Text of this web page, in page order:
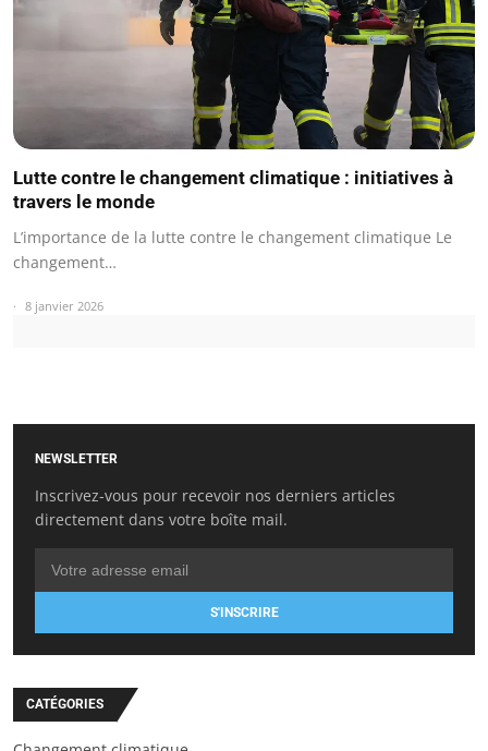
Lutte contre le changement climatique : initiatives à
travers le monde
L’importance de la lutte contre le changement climatique Le
changement…
8 janvier 2026
NEWSLETTER
Inscrivez-vous pour recevoir nos derniers articles
directement dans votre boîte mail.
S'INSCRIRE
CATÉGORIES